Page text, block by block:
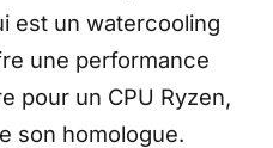
est un watercooling
une performance
pour un CPU Ryzen,
son homologue.